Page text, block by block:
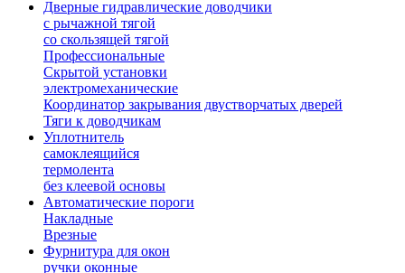
Дверные гидравлические доводчики
с рычажной тягой
со скользящей тягой
Профессиональные
Скрытой установки
электромеханические
Координатор закрывания двустворчатых дверей
Тяги к доводчикам
Уплотнитель
самоклеящийся
термолента
без клеевой основы
Автоматические пороги
Накладные
Врезные
Фурнитура для окон
ручки оконные